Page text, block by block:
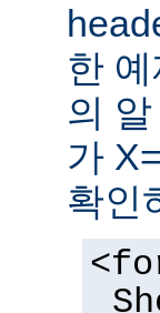
한
의
가
확인